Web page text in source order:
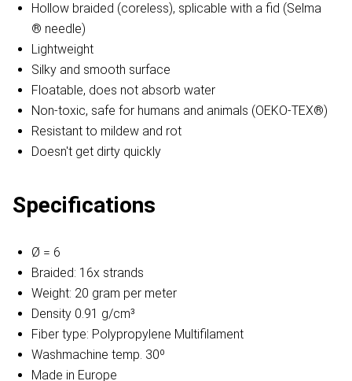
Hollow braided (coreless), splicable with a fid (Selma
® needle)
Lightweight
Silky and smooth surface
Floatable, does not absorb water
Non-toxic, safe for humans and animals (OEKO-TEX®)
Resistant to mildew and rot
Doesn't get dirty quickly
Specifications
Ø = 6
Braided: 16x strands
Weight: 20 gram per meter
Density 0.91 g/cm³
Fiber type: Polypropylene Multifilament
Washmachine temp. 30º
Made in Europe